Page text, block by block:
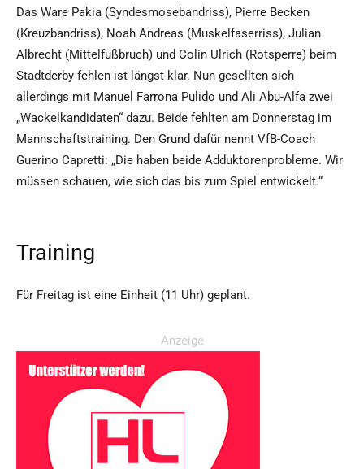
Das Ware Pakia (Syndesmosebandriss), Pierre Becken
(Kreuzbandriss), Noah Andreas (Muskelfaserriss), Julian
Albrecht (Mittelfußbruch) und Colin Ulrich (Rotsperre) beim
Stadtderby fehlen ist längst klar. Nun gesellten sich
allerdings mit Manuel Farrona Pulido und Ali Abu-Alfa zwei
„Wackelkandidaten“ dazu. Beide fehlten am Donnerstag im
Mannschaftstraining. Den Grund dafür nennt VfB-Coach
Guerino Capretti: „Die haben beide Adduktorenprobleme. Wir
müssen schauen, wie sich das bis zum Spiel entwickelt.“
Training
Für Freitag ist eine Einheit (11 Uhr) geplant.
Anzeige